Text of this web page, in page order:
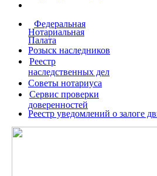
Федеральная
Нотариальная
Палата
Розыск наследников
Реестр
наследственных дел
Советы нотариуса
Сервис проверки
доверенностей
Реестр уведомлений о залоге